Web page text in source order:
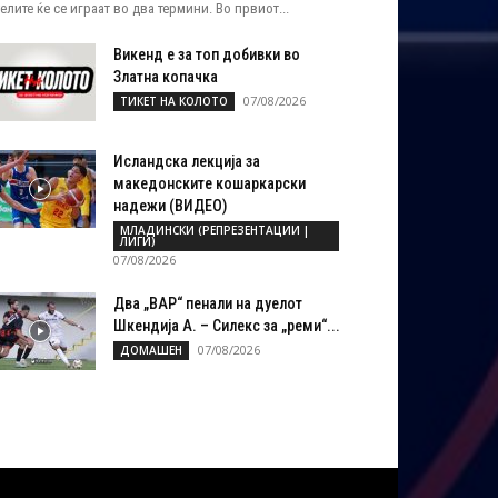
ќе се играат во два термини. Во првиот...
Викенд е за топ добивки во
Златна копачка
ТИКЕТ НА КОЛОТО 07/08/2026
Исландска лекција за
македонските кошаркарски
надежи (ВИДЕО)
МЛАДИНСКИ (РЕПРЕЗЕНТАЦИИ |
ЛИГИ)
07/08/2026
Два „ВАР“ пенали на дуелот
Шкендија А. – Силекс за „реми“...
ДОМАШЕН 07/08/2026